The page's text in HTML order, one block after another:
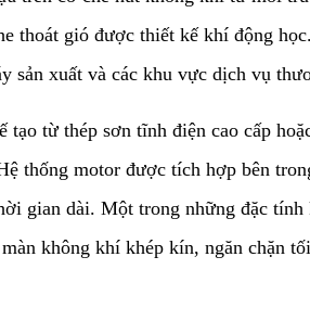
thoát gió được thiết kế khí động
sản xuất và các khu vực dịch vụ
từ thép sơn tĩnh điện cao cấp
thống motor được tích hợp bên
gian dài. Một trong những đặc
không khí khép kín, ngăn chặn